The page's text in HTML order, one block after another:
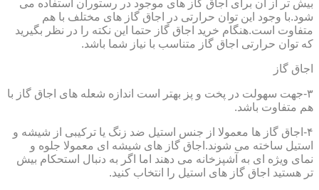
بیش تر از آن برای اجاق گاز های موجود در رستوران استفاده می
شود.با وجود این توان حرارتی در اجاق گاز های مختلف با هم
متفاوت است.هنگام خرید اجاق گاز حتما این نکته را در نظر بگیرید
که توان حرارتی اجاق گاز متناسب با نیاز شما باشد.
اجاق گاز
۳-جهت سهولت در پخت و پز بهتر است اندازه شعله های اجاق گاز با
هم متفاوت باشد.
۴-اجاق گاز ها معمولا از جنس استیل ضد زنگ یا ترکیبی از شیشه و
استیل ساخته می شوند.اجاق گاز های شیشه ای معمولا جلوه و
نمای ویژه ای به آشپزخانه می دهند اما اگر به دنبال استحکام بیش
تر هستید اجاق گاز های استیل را انتخاب کنید.